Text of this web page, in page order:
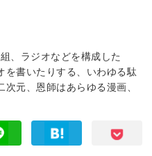
、ラジオなどを構成した
を書いたりする、いわゆる駄
元、恩師はあらゆる漫画、